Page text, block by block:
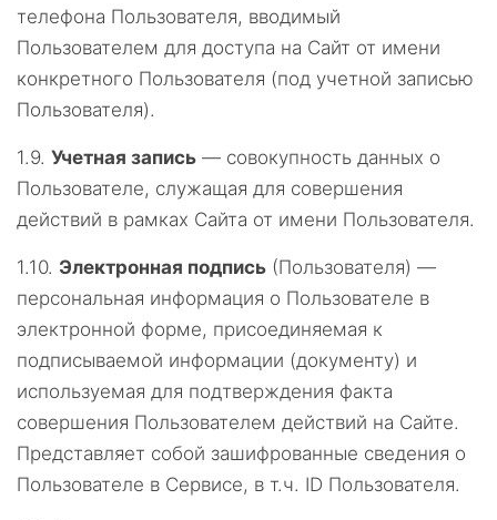
телефона Пользователя, вводимый
Пользователем для доступа на Сайт от имени
конкретного Пользователя (под учетной записью
Пользователя).
1.9. Учетная запись — совокупность данных о
Пользователе, служащая для совершения
действий в рамках Сайта от имени Пользователя.
1.10. Электронная подпись (Пользователя) —
персональная информация о Пользователе в
электронной форме, присоединяемая к
подписываемой информации (документу) и
используемая для подтверждения факта
совершения Пользователем действий на Сайте.
Представляет собой зашифрованные сведения о
Пользователе в Сервисе, в т.ч. ID Пользователя.